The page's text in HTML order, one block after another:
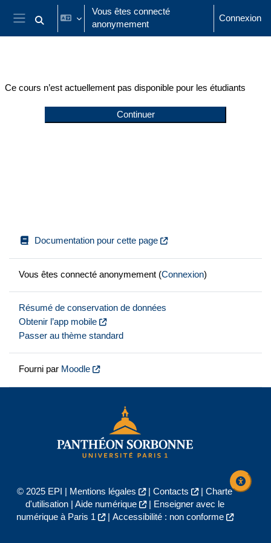
Passer au contenu principal
Panneau latéral
Activer/désactiver la saisie de recherche
Vous êtes connecté
anonymement
Connexion
Ce cours n’est actuellement pas disponible pour les étudiants
Continuer
Documentation pour cette page
Vous êtes connecté anonymement (Connexion)
Résumé de conservation de données
Obtenir l’app mobile
Passer au thème standard
Fourni par Moodle
© 2025 EPI | Mentions légales | Contacts | Charte
d'utilisation| Aide numérique |
Enseigner avec le
numérique à Paris 1
| Accessibilité : non conforme